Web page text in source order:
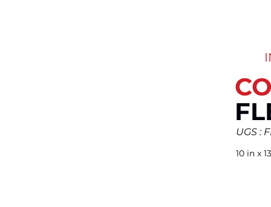
UGS :
10 in x